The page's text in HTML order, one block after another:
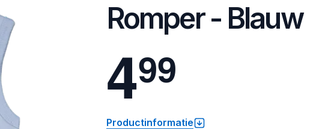
Romper - Blauw
499
Productinformatie